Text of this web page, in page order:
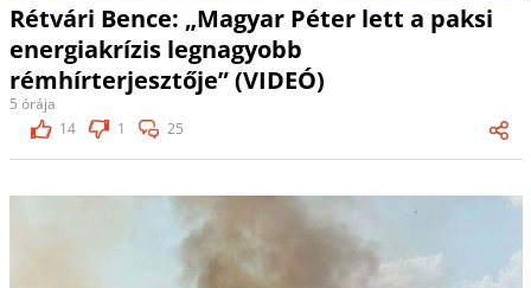
Rétvári Bence: „Magyar Péter lett a paksi
energiakrízis legnagyobb
rémhírterjesztője” (VIDEÓ)
5 órája
14
1 25